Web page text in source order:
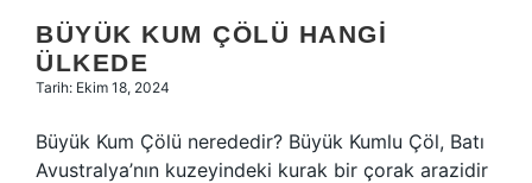
BÜYÜK KUM ÇÖLÜ HANGI
ÜLKEDE
Tarih: Ekim 18, 2024
Büyük Kum Çölü nerededir? Büyük Kumlu Çöl, Batı
Avustralya’nın kuzeyindeki kurak bir çorak arazidir